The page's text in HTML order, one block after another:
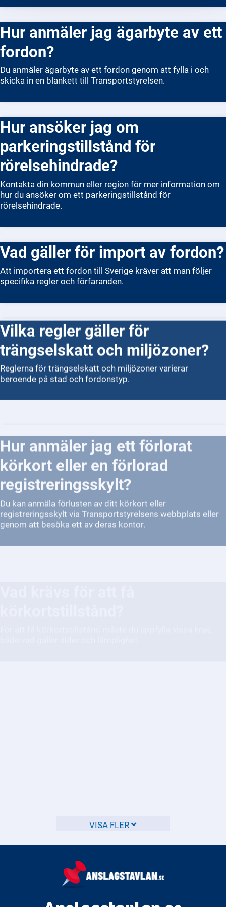
kontor eller hos en fotograf. När du har skickat in allt,
posten inom några veckor. Om ditt körkort redan har gått
ut får du inte köra förrän du har fått ett nytt.
Hur anmäler jag ägarbyte av ett
fordon?
Du anmäler ägarbyte av ett fordon genom att fylla i och
skicka in en blankett till Transportstyrelsen.
Hur ansöker jag om
parkeringstillstånd för
rörelsehindrade?
Kontakta din kommun eller region för mer information om
hur du ansöker om ett parkeringstillstånd för
rörelsehindrade.
Vad gäller för import av fordon?
Att importera ett fordon till Sverige kräver att man följer
specifika regler och förfaranden.
Vilka regler gäller för
trängselskatt och miljözoner?
Reglerna för trängselskatt och miljözoner varierar
beroende på stad och fordonstyp.
körkort eller en förlorad
registreringsskylt?
Du kan anmäla förlusten av ditt körkort eller
registreringsskylt via Transportstyrelsens webbplats eller
genom att besöka ett av deras kontor.
VISA FLER